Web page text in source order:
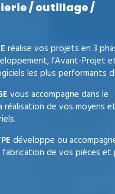
/ outillage /
réalise vos projets en 3
l’Avant-Projet
les plus performants
vous accompagne dans le
de vos moyens et
développe ou
fabrication de vos pièces